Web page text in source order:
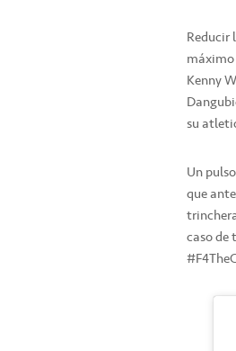
Reducir
máximo
Kenny
su
Un
que
caso de